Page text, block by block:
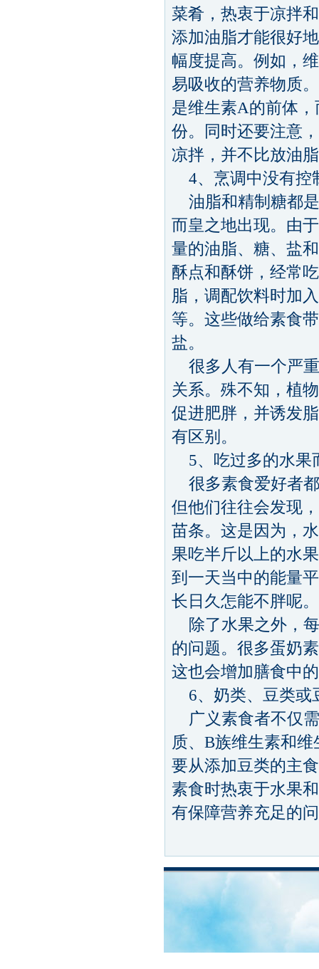
菜肴，热衷于凉拌
添加油脂才能很好
幅度提高。例如，
易吸收的营养物质
是维生素A的前体
份。同时还要注意
凉拌，并不比放油
4、烹调中没有控
油脂和精制糖都
而皇之地出现。由
量的油脂、糖、盐
酥点和酥饼，经常
脂，调配饮料时加
等。这些做给素食
盐。
很多人有一个严
关系。殊不知，植
促进肥胖，并诱发
有区别。
5、吃过多的水果
很多素食爱好者
但他们往往会发现
苗条。这是因为，
果吃半斤以上的水
到一天当中的能量
长日久怎能不胖呢。
除了水果之外，
的问题。很多蛋奶
这也会增加膳食中
6、奶类、豆类或
广义素食者不仅
质、B族维生素和
要从添加豆类的主
素食时热衷于水果
有保障营养充足的